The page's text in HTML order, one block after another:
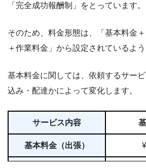
「完全成功報酬制」をとっています。
そのため、料金形態は、「基本料金
＋作業料金」から設定されているよう
基本料金に関しては、依頼するサー
込み・配達かによって変化します。
サービス内容
基本料金（出張）